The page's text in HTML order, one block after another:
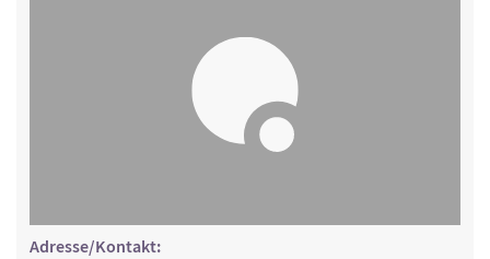
Adresse/Kontakt: